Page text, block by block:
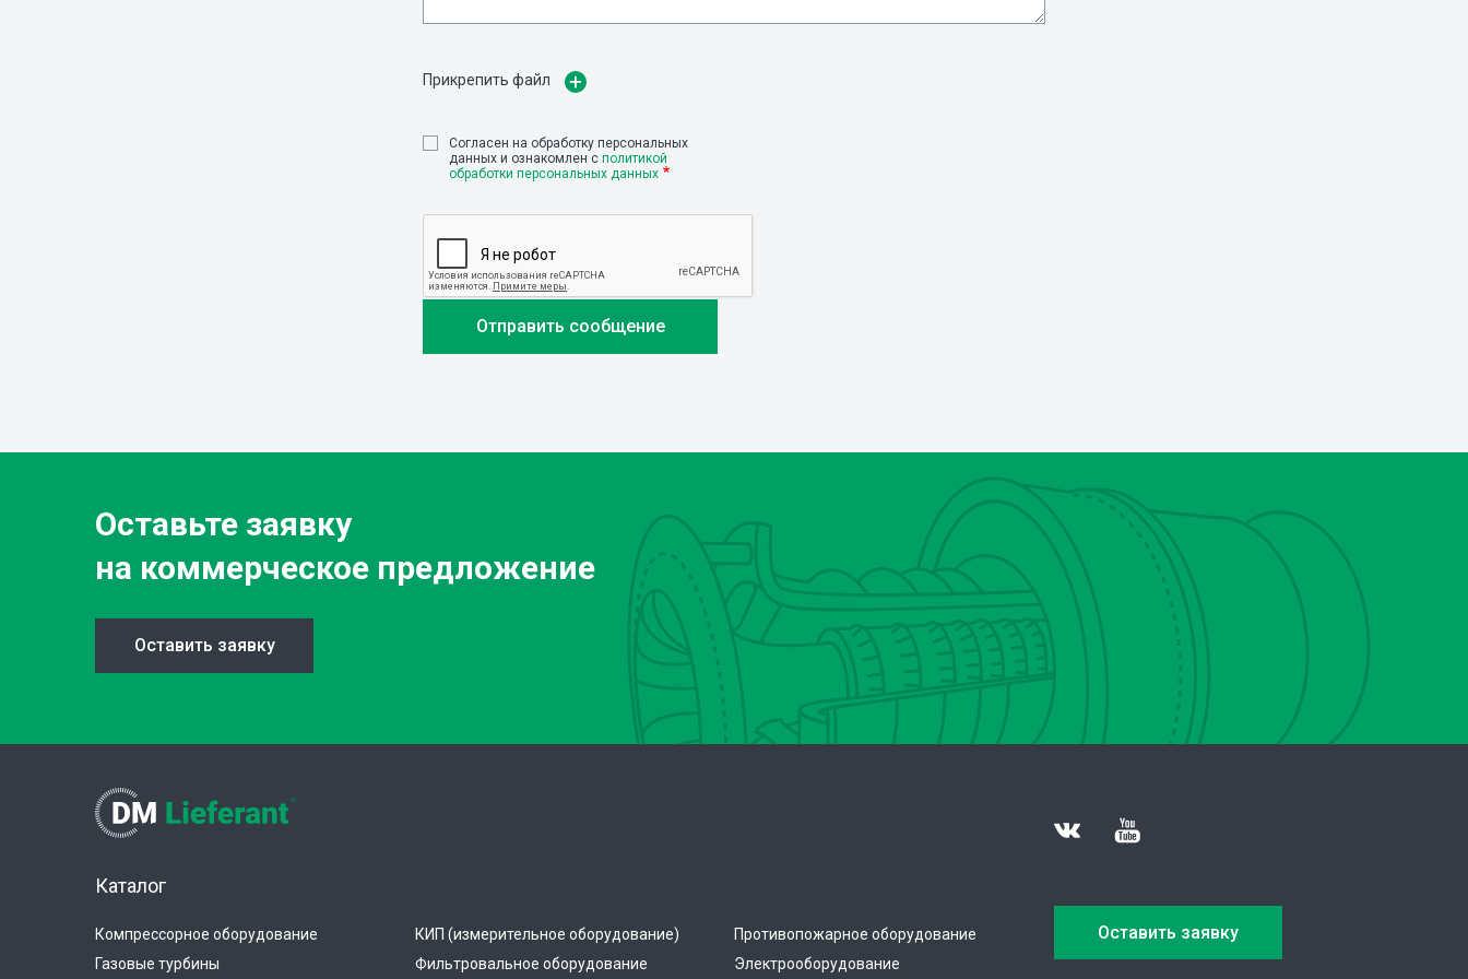
Прикрепить файл
Cогласен на обработку персональных
данных и ознакомлен с политикой
обработки персональных данных
Оставьте заявку
на коммерческое предложение
Оставить заявку
Каталог
Компрессорное оборудование
Газовые турбины
КИП (измерительное оборудование)
Фильтровальное оборудование
Противопожарное оборудование
Электрооборудование
Оставить заявку